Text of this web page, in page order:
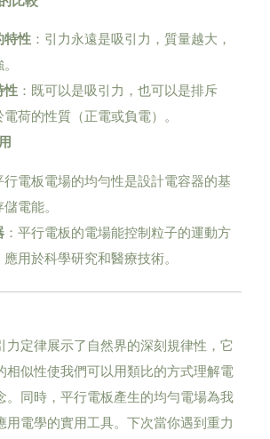
特性 ：引力永遠是吸引力，質量越大，
性 ：既可以是吸引力，也可以是排斥
荷的性質（正電或負電）。
行電板電場的均勻性是設計電容器的基
電能。
：平行電板的電場能控制粒子的運動方
用於科學研究和醫療技術。
力定律展示了自然界的深刻規律性，它
相似性使我們可以用類比的方式理解電
。同時，平行電板產生的均勻電場為我
用電學的實用工具。下次當你遇到重力